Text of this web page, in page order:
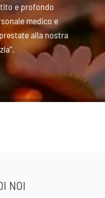
e profondo
medico e
alla nostra
NOI